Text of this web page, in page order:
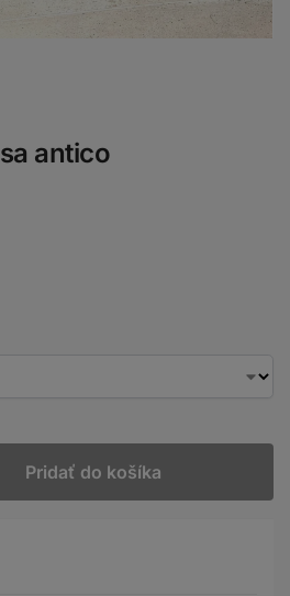
antico
Pridať do košíka